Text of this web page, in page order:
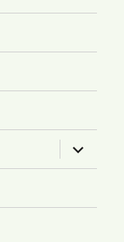
ブ
メ
ー